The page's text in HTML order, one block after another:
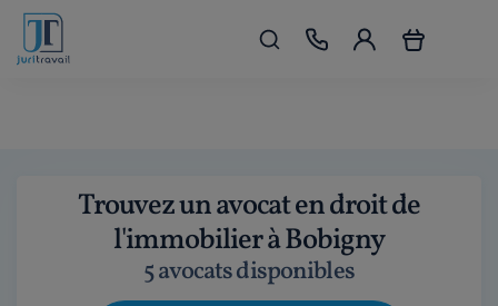
Trouvez un avocat en droit de
l'immobilier à Bobigny
5 avocats disponibles